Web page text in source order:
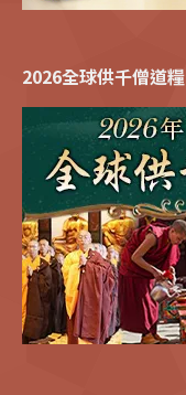
2026全球供千僧道糧